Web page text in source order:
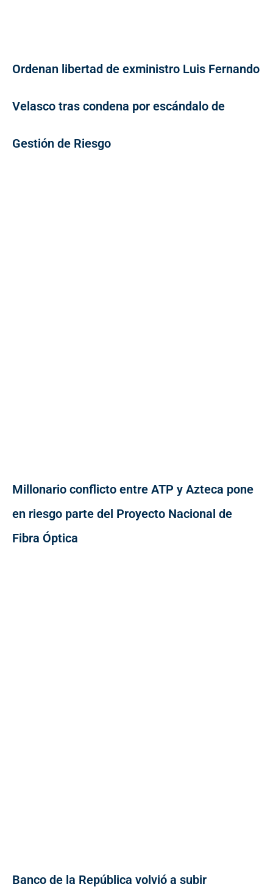
Ordenan libertad de exministro Luis Fernando
Velasco tras condena por escándalo de
Gestión de Riesgo
Millonario conflicto entre ATP y Azteca pone
en riesgo parte del Proyecto Nacional de
Fibra Óptica
Banco de la República volvió a subir